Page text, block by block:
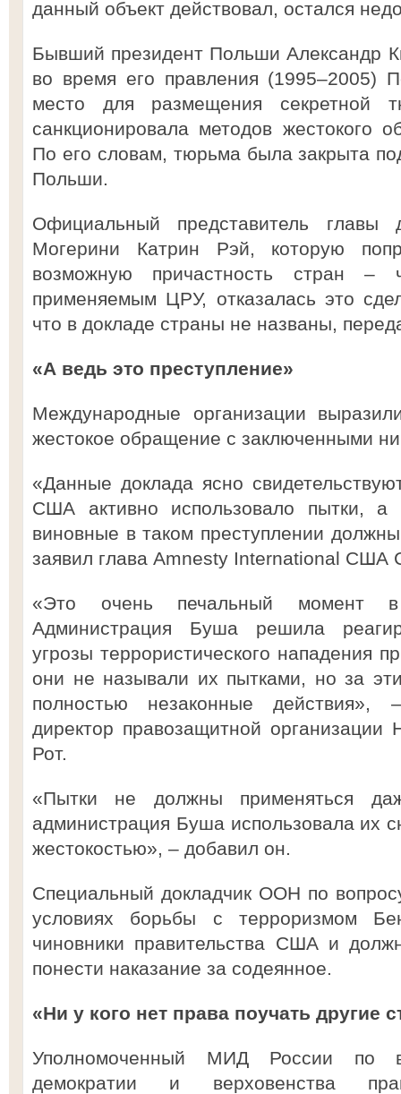
данный объект действовал, остался
Бывший президент Польши Александр
во время его правления (1995–2005)
место для размещения
санкционировала методов жестокого
По его словам, тюрьма была закрыта
Польши.
Официальный представитель
Могерини Катрин Рэй, которую
возможную причастность стран
применяемым ЦРУ, отказалась это
что в докладе страны не названы,
«А ведь это преступление»
Международные организации
жестокое обращение с заключенными
«Данные доклада ясно
США активно использовало пытки, а
виновные в таком преступлении
заявил глава Amnesty International США
«Это очень печальный момент в
Администрация Буша решила
угрозы террористического нападения
они не называли их пытками, но за
полностью незаконные действия»,
директор правозащитной организации
Рот.
«Пытки не должны применяться
администрация Буша использовала их
жестокостью», – добавил он.
Специальный докладчик ООН по
условиях борьбы с терроризмом
чиновники правительства США и
понести наказание за содеянное.
«Ни у кого нет права поучать другие
Уполномоченный МИД России по
демократии и верховенства